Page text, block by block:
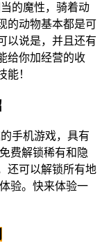
的魔性，骑着动
的动物基本都是可
以说是，并且还有
给你加经营的收
能！
手机游戏，具有
费解锁稀有和隐
还可以解锁所有地
验。快来体验一